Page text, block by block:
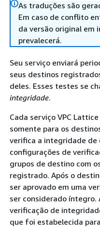
As traduções são
Em caso de conflito
da versão original em
prevalecerá.
Seu serviço enviará
seus destinos
deles. Esses testes se
integridade.
Cada serviço VPC
somente para os
verifica a integridade de
configurações de
grupos de destino com
registrado. Após o
ser aprovado em uma
ser considerado íntegro.
verificação de
que foi estabelecida